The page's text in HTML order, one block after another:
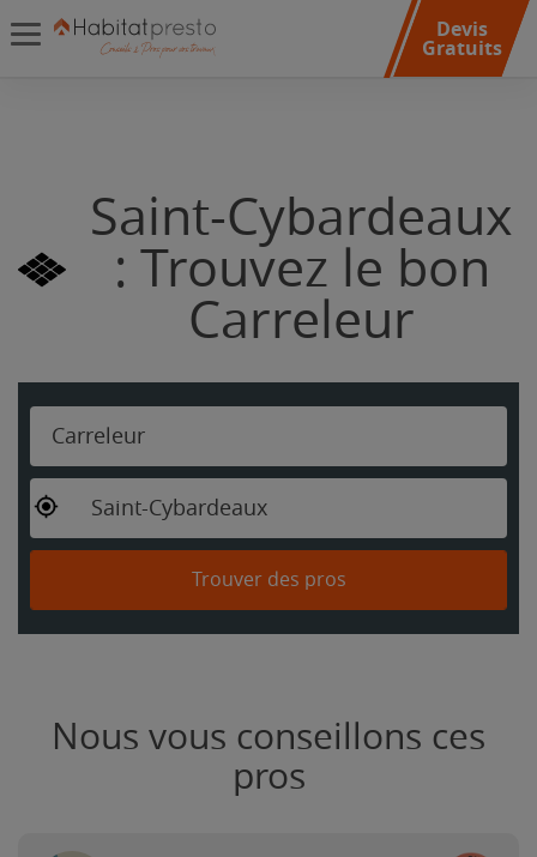
Devis
Gratuits
Saint-Cybardeaux
: Trouvez le bon
Carreleur
Carreleur
Saint-Cybardeaux
Trouver des pros
Nous vous conseillons ces
pros